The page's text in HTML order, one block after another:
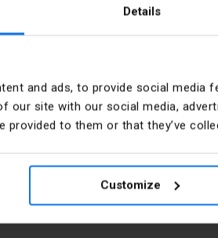
Details
and ads, to provide social media
our site with our social media,
provided to them or that they’ve
Customize
PKWIU